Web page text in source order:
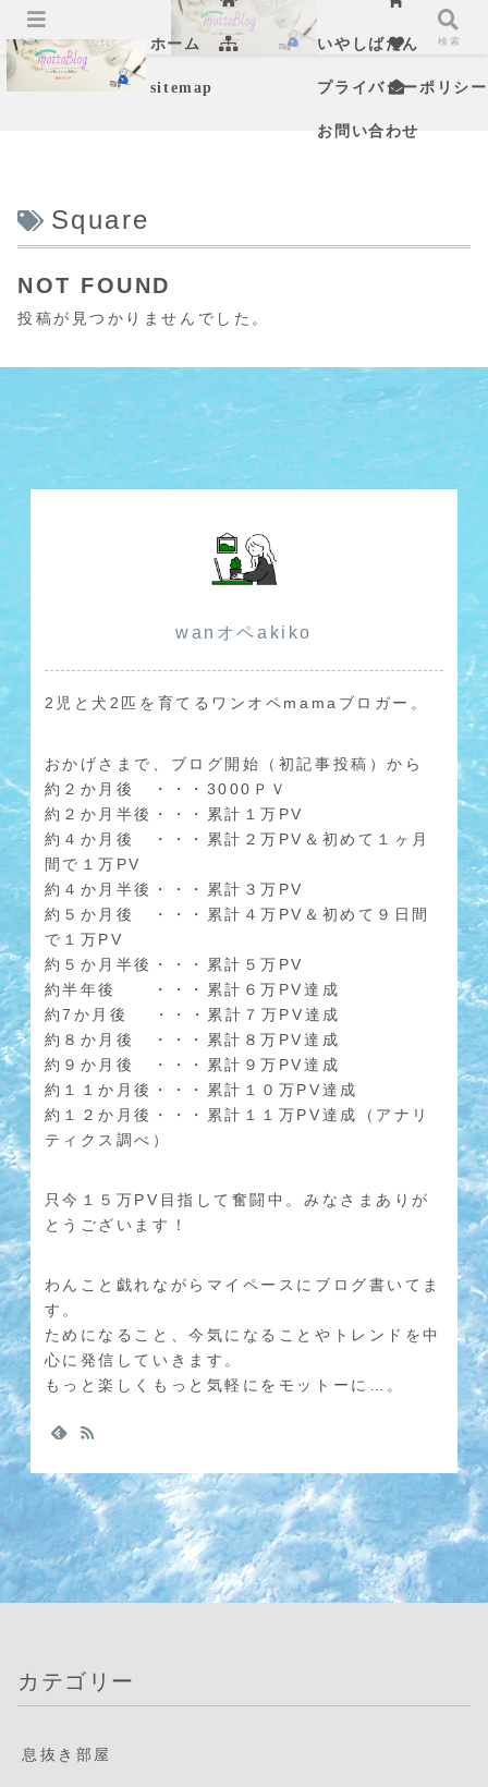
ホーム いやしばたん
sitemap プライバシーポリシー
お問い合わせ
Square
NOT FOUND
投稿が見つかりませんでした。
wanオペakiko
2児と犬2匹を育てるワンオペmamaブロガー。
おかげさまで、ブログ開始（初記事投稿）から
約２か月後 ・・・3000ＰＶ
約２か月半後・・・累計１万PV
約４か月後 ・・・累計２万PV＆初めて１ヶ月
間で１万PV
約４か月半後・・・累計３万PV
約５か月後 ・・・累計４万PV＆初めて９日間
で１万PV
約５か月半後・・・累計５万PV
約半年後 ・・・累計６万PV達成
約7か月後 ・・・累計７万PV達成
約８か月後 ・・・累計８万PV達成
約９か月後 ・・・累計９万PV達成
約１１か月後・・・累計１０万PV達成
約１２か月後・・・累計１１万PV達成（アナリ
ティクス調べ）
只今１５万PV目指して奮闘中。みなさまありが
とうございます！
わんこと戯れながらマイペースにブログ書いてま
す。
ためになること、今気になることやトレンドを中
心に発信していきます。
もっと楽しくもっと気軽にをモットーに…。
カテゴリー
息抜き部屋
メニュー 検索